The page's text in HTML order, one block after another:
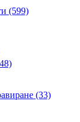
(599)
(33)